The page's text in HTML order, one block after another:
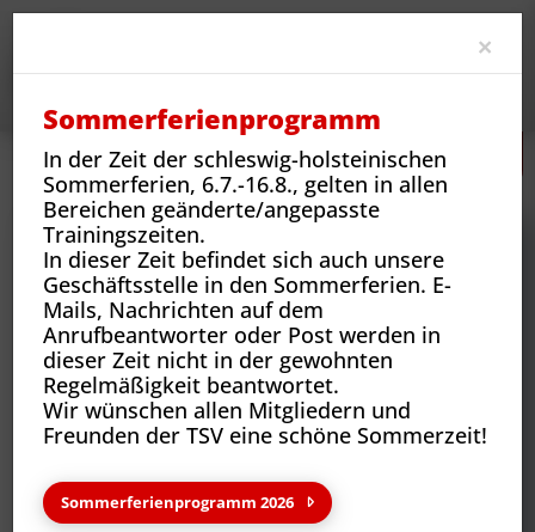
Neues Vereins-News TSV Reinbek von A-Z: Tischtennis
Neues aus deinem Verein
×
Sommerferienprogramm
In der Zeit der schleswig-holsteinischen
Sommerferien, 6.7.-16.8., gelten in allen
Bereichen geänderte/angepasste
Trainingszeiten.
In dieser Zeit befindet sich auch unsere
Geschäftsstelle in den Sommerferien. E-
Mails, Nachrichten auf dem
Anrufbeantworter oder Post werden in
dieser Zeit nicht in der gewohnten
Regelmäßigkeit beantwortet.
Wir wünschen allen Mitgliedern und
Freunden der TSV eine schöne Sommerzeit!
Sommerferienprogramm 2026